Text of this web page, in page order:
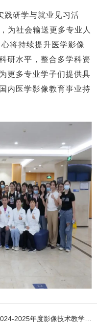
践研学与就业见习活
为社会输送更多专业人
将持续提升医学影像
研水平，整合多学科资
更多专业学子们提供具
内医学影像教育事业持
年度影像技术教学工作圆满结束